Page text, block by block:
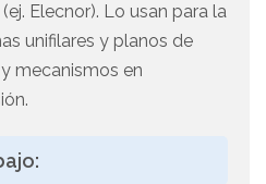
Elecnor). Lo usan para la
unifilares y planos de
mecanismos en